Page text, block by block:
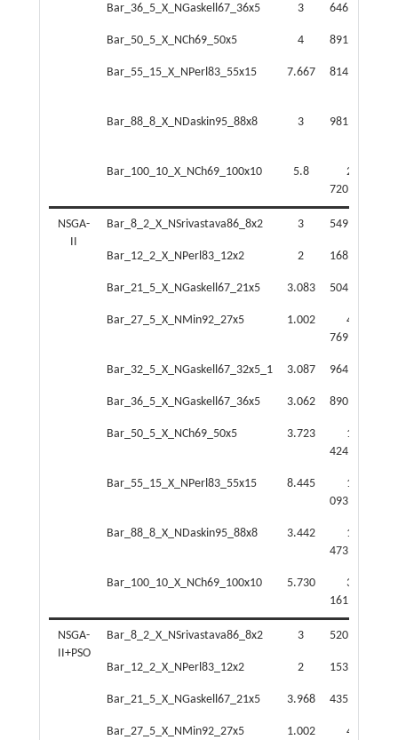
Bar_36_5_X_NGaskell67_36x5 3 646.198
Bar_50_5_X_NCh69_50x5 4 891.776
Bar_55_15_X_NPerl83_55x15 7.667
814.943
Bar_88_8_X_NDaskin95_88x8 3
981.619
Bar_100_10_X_NCh69_100x10 5.8
2
720.400
NSGA-
II
Bar_8_2_X_NSrivastava86_8x2 3 549.315
Bar_12_2_X_NPerl83_12x2 2 168.886
Bar_21_5_X_NGaskell67_21x5 3.083 504.445
Bar_27_5_X_NMin92_27x5 1.002
4
769.868
Bar_32_5_X_NGaskell67_32x5_1 3.087 964.129
Bar_36_5_X_NGaskell67_36x5 3.062 890.955
Bar_50_5_X_NCh69_50x5 3.723
1
424.860
Bar_55_15_X_NPerl83_55x15 8.445
1
093.083
Bar_88_8_X_NDaskin95_88x8 3.442
1
473.301
Bar_100_10_X_NCh69_100x10 5.730
3
161.142
NSGA-
II+PSO
Bar_8_2_X_NSrivastava86_8x2 3 520.677
Bar_12_2_X_NPerl83_12x2 2 153.566
Bar_21_5_X_NGaskell67_21x5 3.968 435.416
Bar_27_5_X_NMin92_27x5 1.002
4